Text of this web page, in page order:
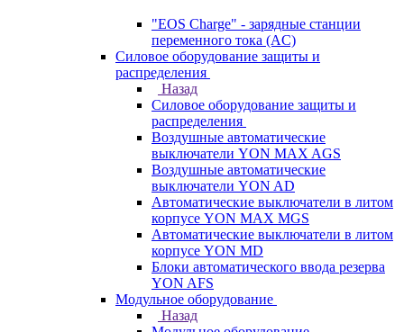
"EOS Charge" - зарядные станции
переменного тока (AC)
Силовое оборудование защиты и
распределения
Назад
Силовое оборудование защиты и
распределения
Воздушные автоматические
выключатели YON MAX AGS
Воздушные автоматические
выключатели YON AD
Автоматические выключатели в литом
корпусе YON MAX MGS
Автоматические выключатели в литом
корпусе YON MD
Блоки автоматического ввода резерва
YON AFS
Модульное оборудование
Назад